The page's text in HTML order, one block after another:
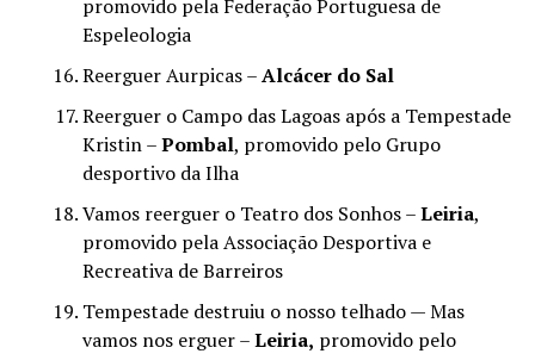
promovido pela Federação Portuguesa de
Espeleologia
Reerguer Aurpicas –Alcácer do Sal
Reerguer o Campo das Lagoas após a Tempestade
Kristin –Pombal, promovido pelo Grupo
desportivo da Ilha
Vamos reerguer o Teatro dos Sonhos –Leiria,
promovido pela Associação Desportiva e
Recreativa de Barreiros
Tempestade destruiu o nosso telhado — Mas
vamos nos erguer –Leiria, promovido pelo